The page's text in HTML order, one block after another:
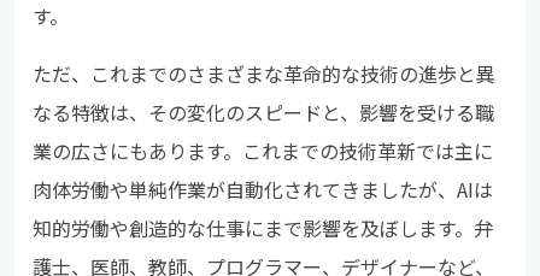
す。
ただ、これまでのさまざまな革命的な技術の進歩と異
なる特徴は、その変化のスピードと、影響を受ける職
業の広さにもあります。これまでの技術革新では主に
肉体労働や単純作業が自動化されてきましたが、AIは
知的労働や創造的な仕事にまで影響を及ぼします。弁
護士、医師、教師、プログラマー、デザイナーなど、